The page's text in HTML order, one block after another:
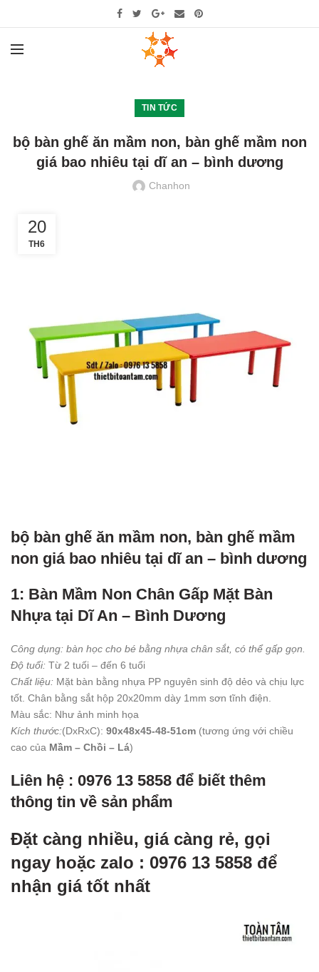
TIN TỨC
bộ bàn ghế ăn mầm non, bàn ghế mầm non
giá bao nhiêu tại dĩ an – bình dương
Chanhon
20
TH6
bộ bàn ghế ăn mầm non, bàn ghế mầm
non giá bao nhiêu tại dĩ an – bình dương
1: Bàn Mầm Non Chân Gấp Mặt Bàn
Nhựa tại Dĩ An – Bình Dương
Công dụng: bàn học cho bé bằng nhựa chân sắt, có thể gấp gọn.
Độ tuổi: Từ 2 tuối – đến 6 tuổi
Chất liệu: Mặt bàn bằng nhựa PP nguyên sinh độ dẻo và chịu lực
tốt. Chân bằng sắt hộp 20x20mm dày 1mm sơn tĩnh điện.
Màu sắc: Như ảnh minh họa
Kích thước:(DxRxC): 90x48x45-48-51cm (tương ứng với chiều
cao của Mầm – Chồi – Lá)
Liên hệ : 0976 13 5858 để biết thêm
thông tin về sản phẩm
Đặt càng nhiều, giá càng rẻ, gọi
ngay hoặc zalo : 0976 13 5858 để
nhận giá tốt nhất